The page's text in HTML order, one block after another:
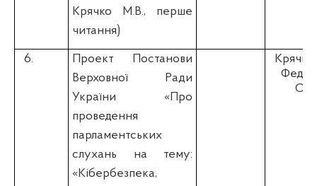
Крячко М.В., перше
читання)
6.
Проект Постанови
Верховної Ради
України «Про
проведення
парламентських
слухань на тему:
«Кібербезпека,
О.П.